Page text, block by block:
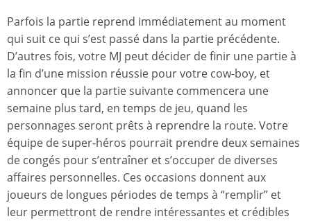
Parfois la partie reprend immédiatement au moment
qui suit ce qui s’est passé dans la partie précédente.
D’autres fois, votre MJ peut décider de finir une partie à
la fin d’une mission réussie pour votre cow-boy, et
annoncer que la partie suivante commencera une
semaine plus tard, en temps de jeu, quand les
personnages seront prêts à reprendre la route. Votre
équipe de super-héros pourrait prendre deux semaines
de congés pour s’entraîner et s’occuper de diverses
affaires personnelles. Ces occasions donnent aux
joueurs de longues périodes de temps à “remplir” et
leur permettront de rendre intéressantes et crédibles